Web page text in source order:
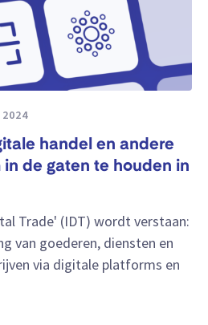
handel en andere
de gaten te houden in
Trade' (IDT) wordt verstaan:
van goederen, diensten en
via digitale platforms en